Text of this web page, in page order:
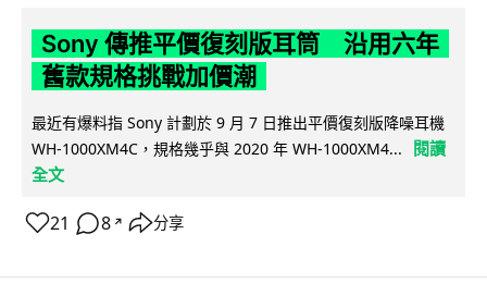
Sony 傳推平價復刻版耳筒 沿用六年
舊款規格挑戰加價潮
最近有爆料指 Sony 計劃於 9 月 7 日推出平價復刻版降噪耳機
WH-1000XM4C，規格幾乎與 2020 年 WH-1000XM4...
閱讀
全文
21 8 ↗ 分享